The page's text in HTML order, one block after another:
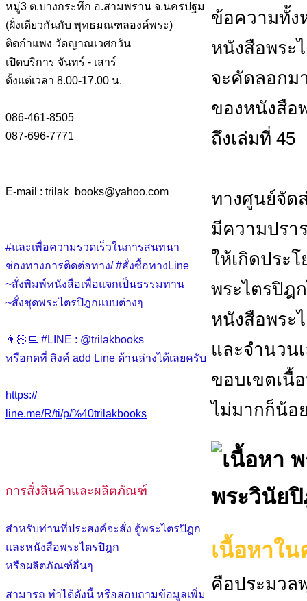
หมู่3 ต.บางกระทึก อ.สามพราน จ.นครปฐม
(ฝั่งเดียวกันกับ พุทธมณฑลองค์พระ)
ติดกำแพง วัดญาณเวศกวัน
เปิดบริการ จันทร์ - เสาร์
ตั้งแต่เวลา 8.00-17.00 น.
086-461-8505
087-696-7771
E-mail : trilak_books@yahoo.com
#และเพื่อความรวดเร็วในการสนทนา
ช่องทางการติดต่อทาง/ #สั่งซื้อทางLine
~สั่งพิมพ์หนังสือเพื่อแจกเป็นธรรมทาน
~สั่งชุดพระไตรปิฎกแบบต่างๆ
👨🏻‍💻 #LINE : @trilakbooks
หรือกดที่ ลิงค์ add Line ด้านล่างได้เลยครับ
https://
line.me/R/ti/p/%40trilakbooks
การสั่งสินค้าและผลิตภัณฑ์
สำหรับท่านที่ประสงค์จะสั่ง ตู้พระไตรปิฎก
และหนังสือพระไตรปิฎก
หรือผลิตภัณฑ์อื่นๆ
สามารถ ทำได้ดังนี้ หรือสอบถามข้อมูลเพิ่ม
ข้อความทั้ง
หนังสือพระ
จะคัดลอกม
ของหนังสือ
ถึงเล่มที่ 45
ทางศูนย์จัด
มีความปรา
ให้เกิดประ
พระไตรปิฎ
หนังสือพระ
และจำนวน
ขอบเขตเนื้
ไม่มากก็น้อ
พระวินัย
เนื้อหาใ
คือประมวล